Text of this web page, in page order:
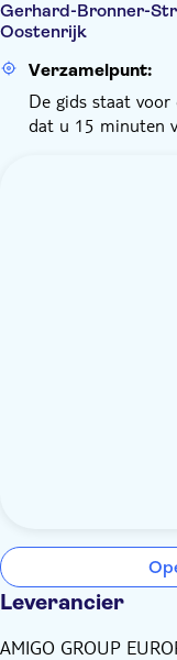
Gerhard-Bronner-
Oostenrijk
Verzamelpunt:
De gids staat voor
dat u 15 minuten
Leverancier
AMIGO GROUP